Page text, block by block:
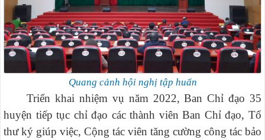
Quang cảnh hội nghị tập huấn
Triển khai nhiệm vụ năm 2022, Ban Chỉ đạo 35
huyện tiếp tục chỉ đạo các thành viên Ban Chỉ đạo, Tổ
thư ký giúp việc, Cộng tác viên tăng cường công tác bảo